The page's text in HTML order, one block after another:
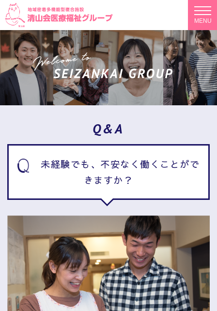
Skip
content
MENU
Q&A
未経験でも、不安なく働くことがで
きますか？